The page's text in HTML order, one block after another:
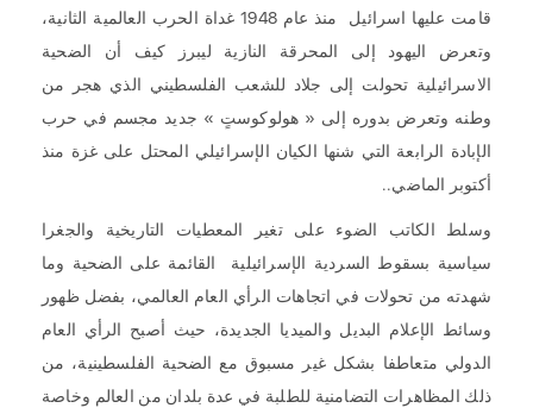
قامت عليها اسرائيل منذ عام 1948 غداة الحرب العالمية الثانية،
وتعرض اليهود إلى المحرقة النازية ليبرز كيف أن الضحية
الاسرائيلية تحولت إلى جلاد للشعب الفلسطيني الذي هجر من
وطنه وتعرض بدوره إلى « هولوكوستٍ » جديد مجسم في حرب
الإبادة الرابعة التي شنها الكيان الإسرائيلي المحتل على غزة منذ
أكتوبر الماضي..
وسلط الكاتب الضوء على تغير المعطيات التاريخية والجغرا
سياسية بسقوط السردية الإسرائيلية القائمة على الضحية وما
شهدته من تحولات في اتجاهات الرأي العام العالمي، بفضل ظهور
وسائط الإعلام البديل والميديا الجديدة، حيث أصبح الرأي العام
الدولي متعاطفا بشكل غير مسبوق مع الضحية الفلسطينية، من
ذلك المظاهرات التضامنية للطلبة في عدة بلدان من العالم وخاصة